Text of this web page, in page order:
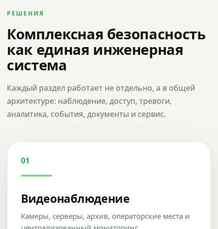
РЕШЕНИЯ
Комплексная безопасность
как единая инженерная
система
Каждый раздел работает не отдельно, а в общей
архитектуре: наблюдение, доступ, тревоги,
аналитика, события, документы и сервис.
01
Видеонаблюдение
Камеры, серверы, архив, операторские места и